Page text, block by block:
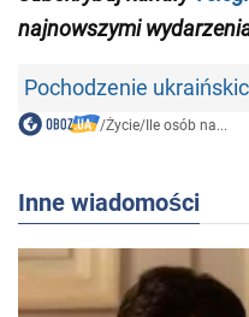
najnowszymi
Pochodzenie
/Życie/Ile osób na...
Inne wiadomości